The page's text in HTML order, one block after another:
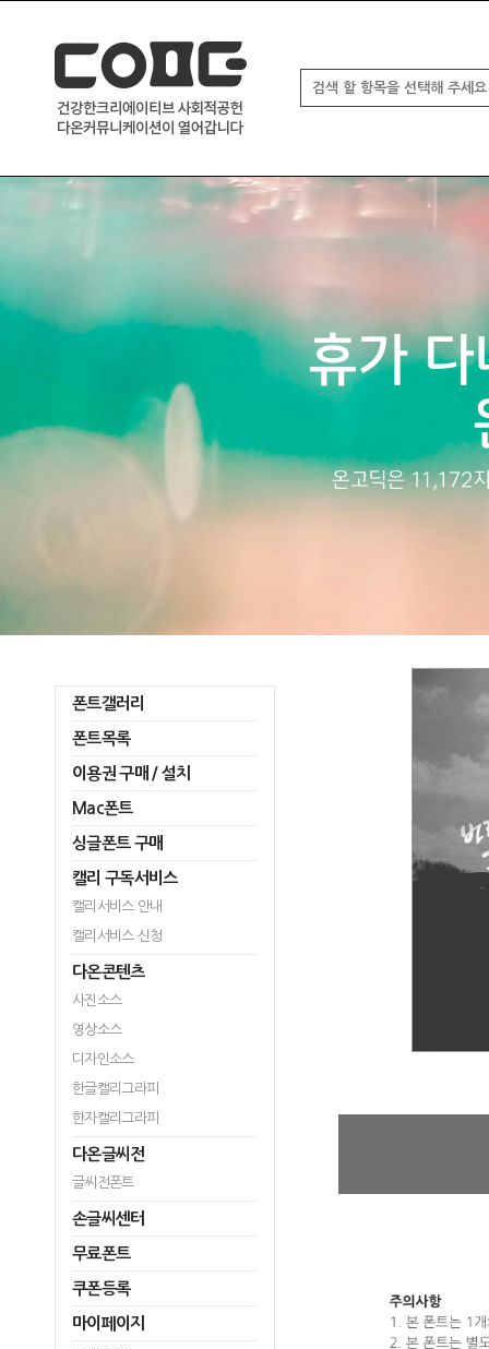
폰트갤러리
폰트목록
이용권 구매 / 설치
Mac폰트
싱글폰트 구매
캘리 구독서비스
캘리서비스 안내
캘리서비스 신청
다온콘텐츠
사진소스
영상소스
디자인소스
한글캘리그라피
한자캘리그라피
다온글씨전
글씨전폰트
손글씨센터
무료폰트
쿠폰등록
마이페이지